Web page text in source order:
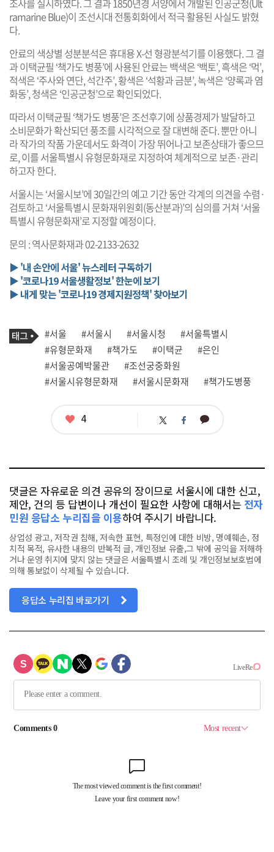
ramarine Blue)이 조선시대 전통회화에서 적극 활용된 사실도 밝혔
다.
안료의 색상별 성분분석은 휴대용 X-선 형광분석기를 이용했다. 그 결
과 이택균필 ‘책가도 병풍’에 사용된 안료는 백색은 ‘백토’, 흑색은 ‘먹’,
적색은 ‘주사와 연단, 석간주’, 황색은 ‘석황과 금분’, 녹색은 ‘양록과 염
화동’, 청색은 ‘인공군청’으로 확인되었다.
따라서 이택균필 ‘책가도 병풍’은 조선후기에 상품경제가 발달하고
소비문화가 확산되던 풍조를 시각적으로 잘 대변해 준다. 뿐만 아니
라 작가의 작품 가운데서도 화격이 가장 뛰어나고 보존상태가 좋으므
로, 이를 서울특별시 유형문화재로 지정하여 체계적으로 보존·관리
하고자 한다.
서울시는 ‘서울시보’에 30일간의 예고 기간 동안 각계의 의견을 수렴·
검토하고 ‘서울특별시 문화재위원회(동산분과)’의 심의를 거쳐 ‘서울
특별시 유형문화재’로 지정할 예정이다.
문의 : 역사문화재과 02-2133-2632
▶ '내 손안에 서울' 뉴스레터 구독하기
▶ '코로나19 서울생활정보' 한눈에 보기
▶ 내게 맞는 '코로나19 경제지원정책' 찾아보기
기
사
관
련
태
그
태
그
#서울 #서울시 #서울시청
#서울특별시
#유형문화재
#책가도 #이택균
#은인
#서울공예박물관
#조선궁중화원
#서울시유형문화재
#서울시문화재 #책가도병풍
좋
4 트 페 카
댓글은 자유로운 의견 공유의 장이므로 서울시에 대한 신고,
제안, 건의 등 답변이나 개선이 필요한 사항에 대해서는 전자
민원 응답소 누리집을 이용하여 주시기 바랍니다.
상업성 광고, 저작권 침해, 저속한 표현, 특정인에 대한 비방, 명예훼손, 정
치적 목적, 유사한 내용의 반복적 글, 개인정보 유출,그 밖에 공익을 저해하
거나 운영 취지에 맞지 않는 댓글은 서울특별시 조례 및 개인정보보호법에
의해 통보없이 삭제될 수 있습니다.
응답소 누리집 바로가기